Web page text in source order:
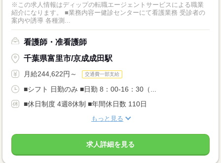
※この求人情報はディップの転職エージェントサービスによる職業
紹介になります。 ■業務内容ー健診センターにて看護業務 受診者の
案内や誘導 各種測...
看護師・准看護師
千葉県富里市/京成成田駅
月給244,622円～ 交通費一部支給
■シフト 日勤のみ ■日勤 8：00-16：30（...
■休日制度 4週8休制 ■年間休日数 110日
もっと見る
求人詳細を見る